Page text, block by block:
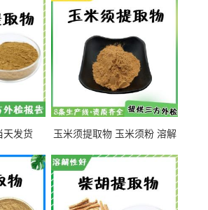
天发货
玉米须提取物 玉米须粉 溶解